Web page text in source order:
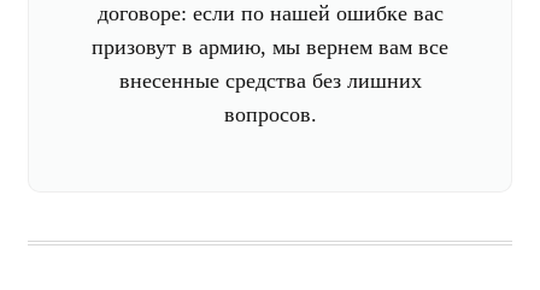
договоре: если по нашей ошибке вас
призовут в армию, мы вернем вам все
внесенные средства без лишних
вопросов.